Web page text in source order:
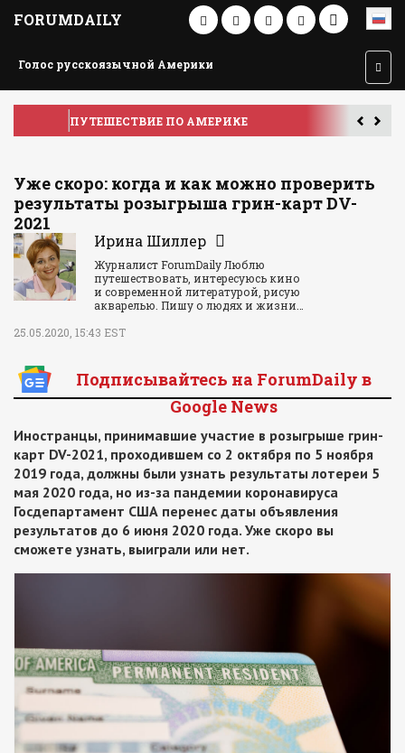
FORUMDAILY
Голос русскоязычной Америки
ПУТЕШЕСТВИЕ ПО АМЕРИКЕ
Уже скоро: когда и как можно проверить
результаты розыгрыша грин-карт DV-
2021
Ирина Шиллер
Журналист ForumDaily Люблю
путешествовать, интересуюсь кино
и современной литературой, рисую
акварелью. Пишу о людях и жизни…
25.05.2020, 15:43 EST
Подписывайтесь на ForumDaily в
Google News
Иностранцы, принимавшие участие в розыгрыше грин-
карт DV-2021, проходившем со 2 октября по 5 ноября
2019 года, должны были узнать результаты лотереи 5
мая 2020 года, но из-за пандемии коронавируса
Госдепартамент США перенес даты объявления
результатов до 6 июня 2020 года. Уже скоро вы
сможете узнать, выиграли или нет.